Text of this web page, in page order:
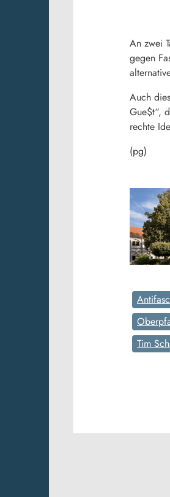
An zwei
gegen
Auch
Gue$t“,
rechte
(pg)
Tim